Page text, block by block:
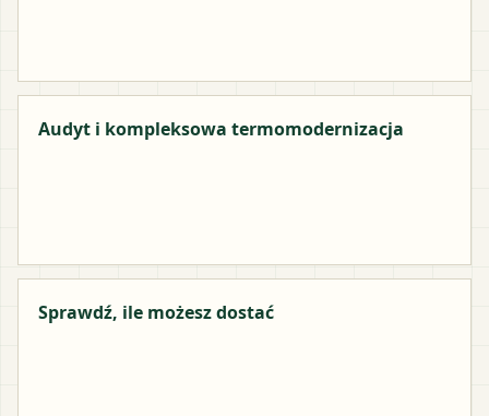
Audyt i kompleksowa termomodernizacja
Sprawdź, ile możesz dostać